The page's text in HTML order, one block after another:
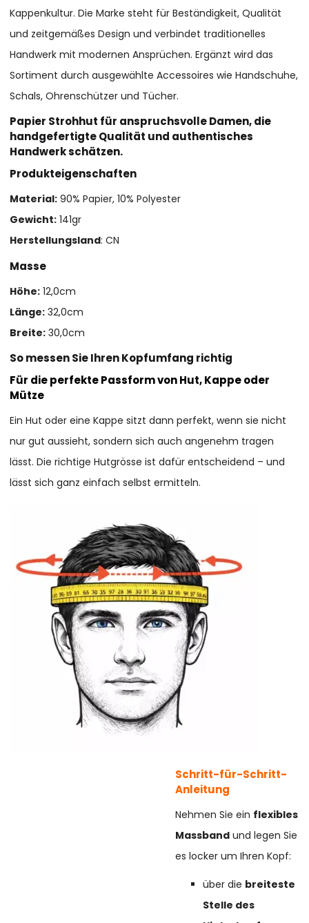
Kappenkultur. Die Marke steht für Beständigkeit, Qualität
und zeitgemäßes Design und verbindet traditionelles
Handwerk mit modernen Ansprüchen. Ergänzt wird das
Sortiment durch ausgewählte Accessoires wie Handschuhe,
Schals, Ohrenschützer und Tücher.
Papier Strohhut für anspruchsvolle Damen, die
handgefertigte Qualität und authentisches
Handwerk schätzen.
Produkteigenschaften
Material: 90% Papier, 10% Polyester
Gewicht: 141gr
Herstellungsland: CN
Masse
Höhe: 12,0cm
Länge: 32,0cm
Breite: 30,0cm
So messen Sie Ihren Kopfumfang richtig
Für die perfekte Passform von Hut, Kappe oder
Mütze
Ein Hut oder eine Kappe sitzt dann perfekt, wenn sie nicht
nur gut aussieht, sondern sich auch angenehm tragen
lässt. Die richtige Hutgrösse ist dafür entscheidend – und
lässt sich ganz einfach selbst ermitteln.
Schritt-für-Schritt-
Anleitung
Nehmen Sie ein flexibles
Massband und legen Sie
es locker um Ihren Kopf:
über die breiteste
Stelle des